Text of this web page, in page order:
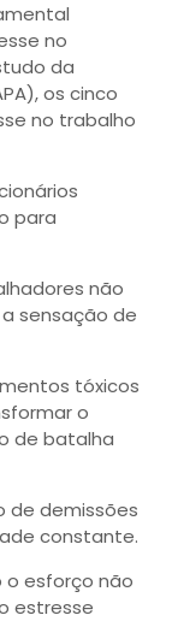
no
da
os cinco
no trabalho
para
não
sensação de
tóxicos
o
de batalha
de demissões
constante.
o esforço não
estresse